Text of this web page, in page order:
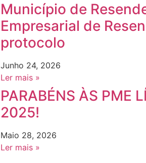
Município de
Empresarial de
protocolo
Junho 24, 2026
Ler mais »
PARABÉNS ÀS PME
2025!
Maio 28, 2026
Ler mais »